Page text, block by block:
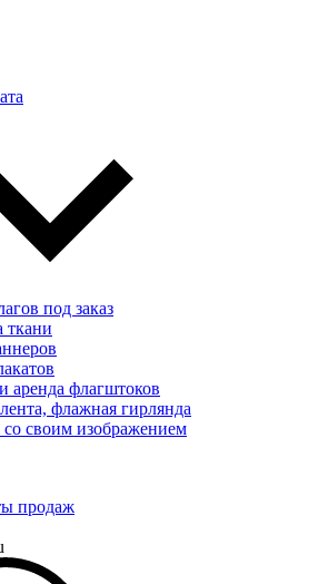
под заказ
ткани
аренда флагштоков
флажная гирлянда
своим изображением
продаж